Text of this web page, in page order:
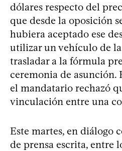
dólares respecto del
que desde la oposición
hubiera aceptado ese
utilizar un vehículo de
trasladar a la fórmula
ceremonia de asunción.
el mandatario rechazó
vinculación entre una
Este martes, en diálogo
de prensa escrita, entre